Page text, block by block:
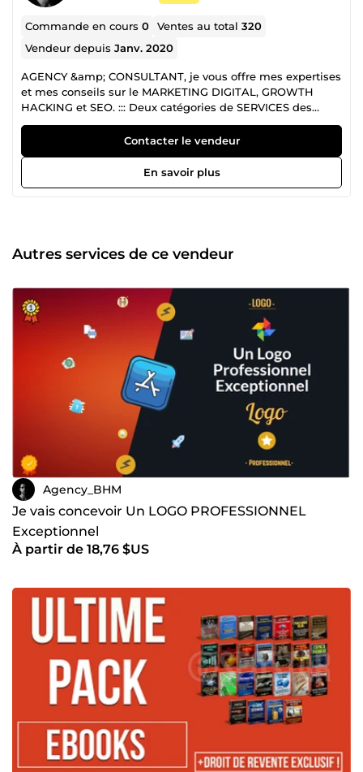
Commande en cours0 Ventes au total320
Vendeur depuisJanv. 2020
AGENCY &amp; CONSULTANT, je vous offre mes expertises
et mes conseils sur le MARKETING DIGITAL, GROWTH
HACKING et SEO. ::: Deux catégories de SERVICES des
FORMATIONS &amp; PRESTATION DE SERVICES en
entreprise, site ou compte de réseaux social, je suis là pour
votre BRANDING essentiel en 2026. FORMATIONS : Je vous
mental de GAGNANT et PASSER A L'ACTION... ✔️ AGENCY
&amp; CONSULTANT BHM
Contacter le vendeur
En savoir plus
Autres services de ce vendeur
Agency_BHM
Je vais concevoir Un LOGO PROFESSIONNEL
Exceptionnel
À partir de 18,76 $US